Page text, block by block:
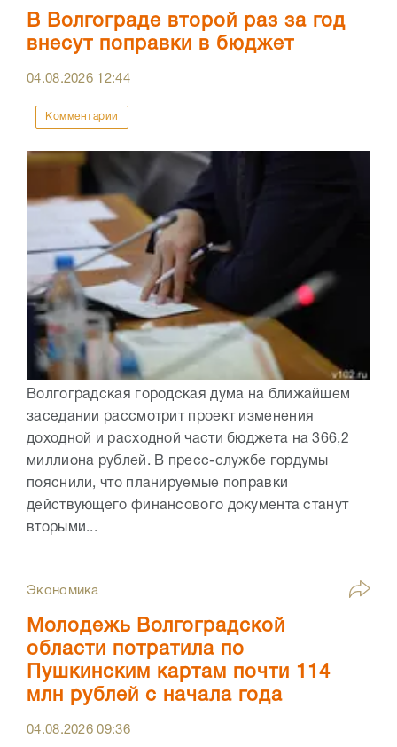
В Волгограде второй раз за год
внесут поправки в бюджет
04.08.2026 12:44
Комментарии
Волгоградская городская дума на ближайшем
заседании рассмотрит проект изменения
доходной и расходной части бюджета на 366,2
миллиона рублей. В пресс-службе гордумы
пояснили, что планируемые поправки
действующего финансового документа станут
вторыми...
Экономика
Молодежь Волгоградской
области потратила по
Пушкинским картам почти 114
млн рублей с начала года
04.08.202609:36